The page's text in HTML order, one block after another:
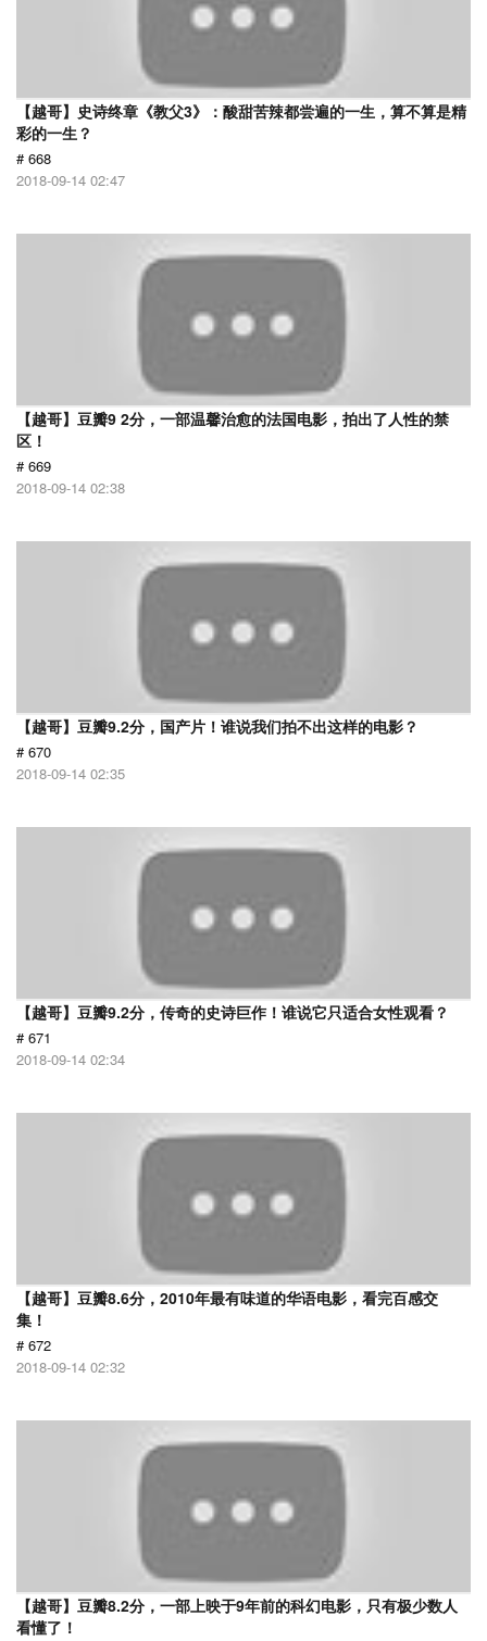
【越哥】史诗终章《教父3》：酸甜苦辣都尝遍的一生，算不算是精
彩的一生？
# 668
2018-09-14 02:47
【越哥】豆瓣9 2分，一部温馨治愈的法国电影，拍出了人性的禁
区！
# 669
2018-09-14 02:38
【越哥】豆瓣9.2分，国产片！谁说我们拍不出这样的电影？
# 670
2018-09-14 02:35
【越哥】豆瓣9.2分，传奇的史诗巨作！谁说它只适合女性观看？
# 671
2018-09-14 02:34
【越哥】豆瓣8.6分，2010年最有味道的华语电影，看完百感交
集！
# 672
2018-09-14 02:32
【越哥】豆瓣8.2分，一部上映于9年前的科幻电影，只有极少数人
看懂了！